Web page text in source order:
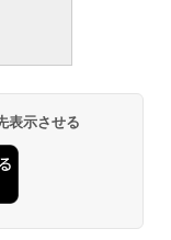
表示させる